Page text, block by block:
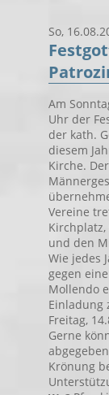
So,
Am
Uhr der
der kath.
diesem
Kirche.
Vereine
und den
Wie jedes
gegen
Mollendo
Einladung
Freitag,
Gerne
abgegeben werden. Das
Krönung